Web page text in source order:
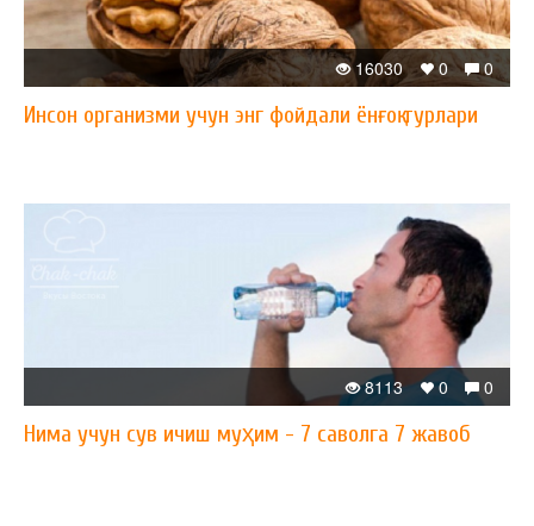
0
0
16030
Инсон организми учун энг фойдали ёнғоқ турлари
0
0
8113
Нима учун сув ичиш муҳим - 7 саволга 7 жавоб